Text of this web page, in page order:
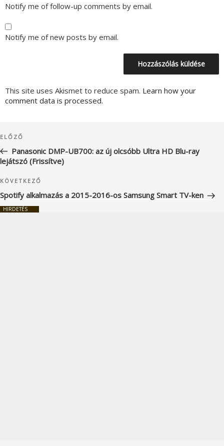
Notify me of follow-up comments by email.
Notify me of new posts by email.
This site uses Akismet to reduce spam. Learn how your
comment data is processed.
navigáció
Korábbi
bejegyzés
ELŐZŐ
Panasonic DMP-UB700: az új olcsóbb Ultra HD Blu-ray
lejátszó (Frissítve)
Következő
bejegyzés
KÖVETKEZŐ
Spotify alkalmazás a 2015-2016-os Samsung Smart TV-ken
HIRDETÉS